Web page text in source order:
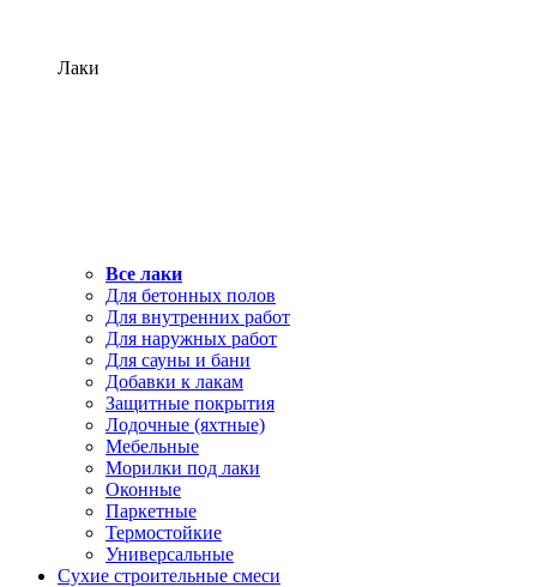
Лаки
Все лаки
Для бетонных полов
Для внутренних работ
Для наружных работ
Для сауны и бани
Добавки к лакам
Защитные покрытия
Лодочные (яхтные)
Мебельные
Морилки под лаки
Оконные
Паркетные
Термостойкие
Универсальные
Сухие строительные смеси